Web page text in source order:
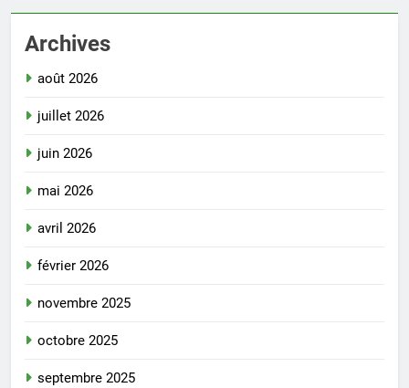
Archives
août 2026
juillet 2026
juin 2026
mai 2026
avril 2026
février 2026
novembre 2025
octobre 2025
septembre 2025